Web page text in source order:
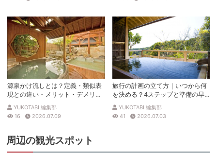
源泉かけ流しとは？定義・類似表
現との違い・メリット・デメリッ
トを解説
YUKOTABI 編集部
16
2026.07.09
旅行の計画の立て方｜いつから何
を決める？4ステップと準備の早
見表
YUKOTABI 編集部
41
2026.07.03
周辺の観光スポット